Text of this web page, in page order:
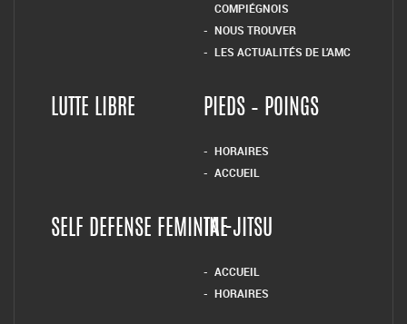
COMPIÉGNOIS
NOUS TROUVER
LES ACTUALITÉS DE L’AMC
LUTTE LIBRE PIEDS – POINGS
HORAIRES
ACCUEIL
SELF DEFENSE FEMININETAI-JITSU
ACCUEIL
HORAIRES